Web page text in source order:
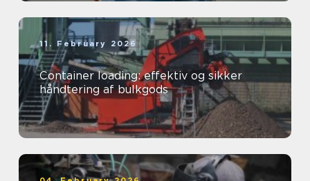
11. February 2026
Container loading: effektiv og sikker
håndtering af bulkgods